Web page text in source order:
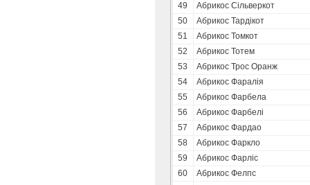
49
Абрикос Сільверкот
50
Абрикос Тардікот
51
Абрикос Томкот
52
Абрикос Тотем
53
Абрикос Трос Оранж
54
Абрикос Фаралія
55
Абрикос Фарбела
56
Абрикос Фарбелі
57
Абрикос Фардао
58
Абрикос Фаркло
59
Абрикос Фарліс
60
Абрикос Фелпс